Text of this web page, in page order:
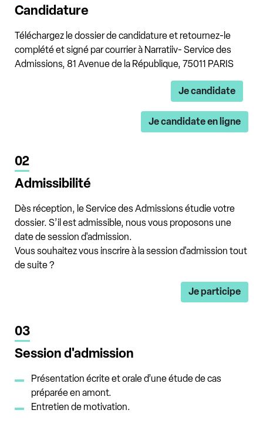
Candidature
Téléchargez le dossier de candidature et retournez-le
complété et signé par courrier à Narratiiv- Service des
Admissions, 81 Avenue de la République, 75011 PARIS
Je candidate
Je candidate en ligne
02
Admissibilité
Dès réception, le Service des Admissions étudie votre
dossier. S’il est admissible, nous vous proposons une
date de session d'admission.
Vous souhaitez vous inscrire à la session d'admission tout
de suite ?
Je participe
03
Session d'admission
Présentation écrite et orale d’une étude de cas
préparée en amont.
Entretien de motivation.